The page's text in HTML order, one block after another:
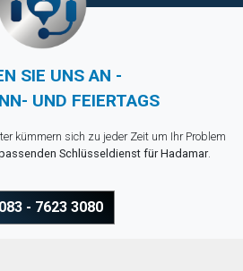
SIE UNS AN -
UND FEIERTAGS
kümmern sich zu jeder Zeit um Ihr Problem
Schlüsseldienst für Hadamar.
- 7623 3080